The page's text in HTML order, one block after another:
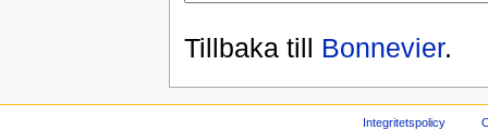
Tillbaka till Bonnevier.
Integritetspolicy